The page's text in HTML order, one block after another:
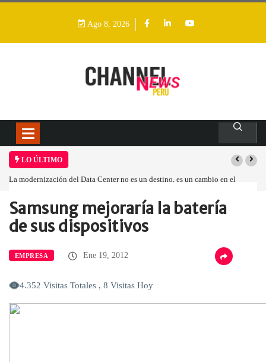
Ago 8, 2026
LO ÚLTIMO
La modernización del Data Center no es un destino, es un cambio en el
Home
Empresa Samsung mejoraría la…
Samsung mejoraría la batería
de sus dispositivos
EMPRESA Ene 19, 2012
4.352 Visitas Totales , 8 Visitas Hoy